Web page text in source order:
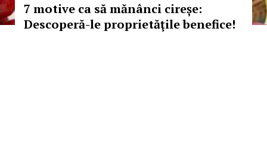
7 motive ca să mănânci cireșe:
Descoperă-le proprietăţile benefice!